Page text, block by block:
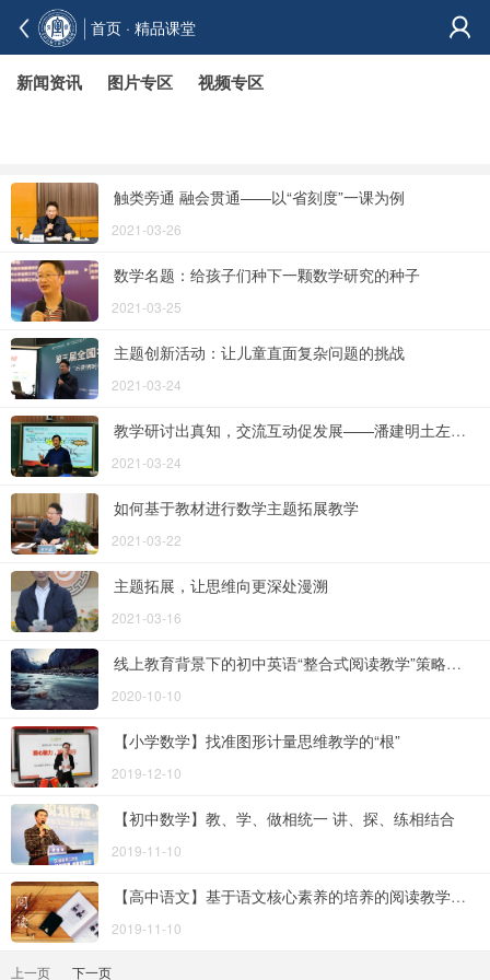
首页 · 精品课堂
新闻资讯 图片专区 视频专区
触类旁通 融会贯通——以“省刻度”一课为例
2021-03-26
数学名题：给孩子们种下一颗数学研究的种子
2021-03-25
主题创新活动：让儿童直面复杂问题的挑战
2021-03-24
教学研讨出真知，交流互动促发展——潘建明土左旗初中数学名师工作站教学研讨活动纪实
2021-03-24
如何基于教材进行数学主题拓展教学
2021-03-22
主题拓展，让思维向更深处漫溯
2021-03-16
线上教育背景下的初中英语“整合式阅读教学”策略探究
2020-10-10
【小学数学】找准图形计量思维教学的“根”
2019-12-10
【初中数学】教、学、做相统一 讲、探、练相结合
2019-11-10
【高中语文】基于语文核心素养的培养的阅读教学训练
2019-11-10
上一页 下一页